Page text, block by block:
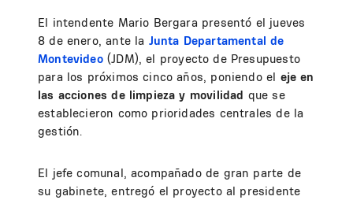
El intendente Mario Bergara presentó el jueves
8 de enero, ante la Junta Departamental de
Montevideo(JDM), el proyecto de Presupuesto
para los próximos cinco años, poniendo el eje en
las acciones de limpieza y movilidad que se
establecieron como prioridades centrales de la
gestión.
El jefe comunal, acompañado de gran parte de
su gabinete, entregó el proyecto al presidente